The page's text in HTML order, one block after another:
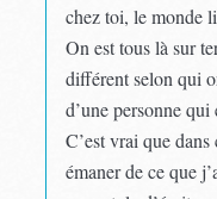
chez toi, le monde
On est tous là sur
différent selon qui
d’une personne
C’est vrai que
émaner de ce que